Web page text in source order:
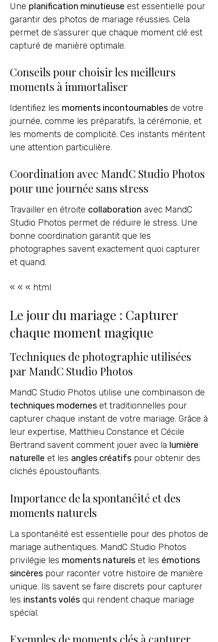
Une planification minutieuse est essentielle pour
garantir des photos de mariage réussies. Cela
permet de s’assurer que chaque moment clé est
capturé de manière optimale.
Conseils pour choisir les meilleurs
moments à immortaliser
Identifiez les moments incontournables de votre
journée, comme les préparatifs, la cérémonie, et
les moments de complicité. Ces instants méritent
une attention particulière.
Coordination avec MandC Studio Photos
pour une journée sans stress
Travailler en étroite collaboration avec MandC
Studio Photos permet de réduire le stress. Une
bonne coordination garantit que les
photographes savent exactement quoi capturer
et quand.
« « « html
Le jour du mariage : Capturer
chaque moment magique
Techniques de photographie utilisées
par MandC Studio Photos
MandC Studio Photos utilise une combinaison de
techniques modernes et traditionnelles pour
capturer chaque instant de votre mariage. Grâce à
leur expertise, Matthieu Constance et Cécile
Bertrand savent comment jouer avec la lumière
naturelle et les angles créatifs pour obtenir des
clichés époustouflants.
Importance de la spontanéité et des
moments naturels
La spontanéité est essentielle pour des photos de
mariage authentiques. MandC Studio Photos
privilégie les moments naturels et les émotions
sincères pour raconter votre histoire de manière
unique. Ils savent se faire discrets pour capturer
les instants volés qui rendent chaque mariage
spécial.
Exemples de moments clés à capturer